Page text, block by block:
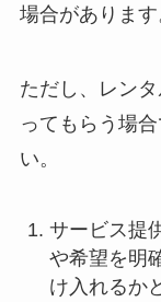
場合があります
ただし、レン
ってもらう場
い。
サービス提
や希望を明
け入れるか